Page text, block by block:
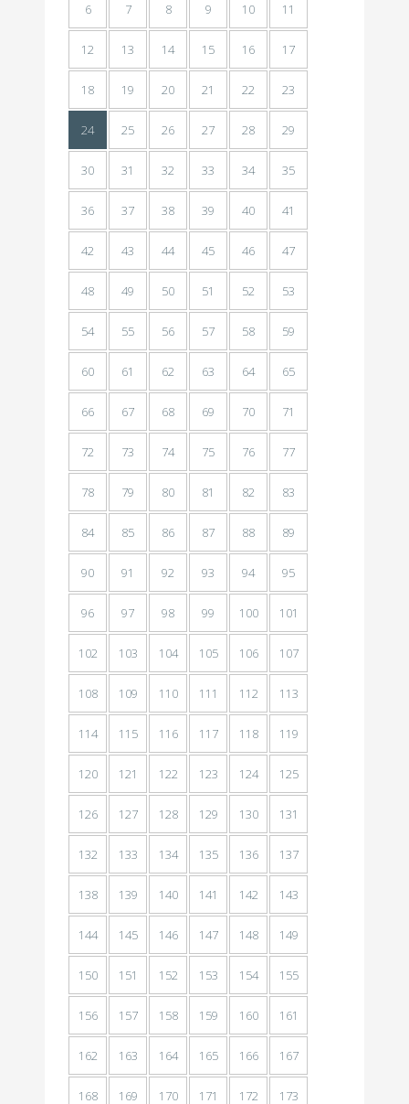
6 7 8 9 10 11
12 13 14 15 16 17
18 19 20 21 22 23
24 25 26 27 28 29
30 31 32 33 34 35
36 37 38 39 40 41
42 43 44 45 46 47
48 49 50 51 52 53
54 55 56 57 58 59
60 61 62 63 64 65
66 67 68 69 70 71
72 73 74 75 76 77
78 79 80 81 82 83
84 85 86 87 88 89
90 91 92 93 94 95
96 97 98 99 100 101
102 103 104 105 106 107
108 109 110 111 112 113
114 115 116 117 118 119
120 121 122 123 124 125
126 127 128 129 130 131
132 133 134 135 136 137
138 139 140 141 142 143
144 145 146 147 148 149
150 151 152 153 154 155
156 157 158 159 160 161
162 163 164 165 166 167
168 169 170 171 172 173